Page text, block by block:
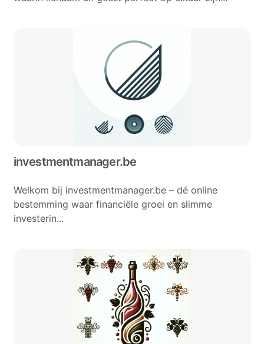
investmentmanager.be
Welkom bij investmentmanager.be – dé online
bestemming waar financiële groei en slimme
investerin...